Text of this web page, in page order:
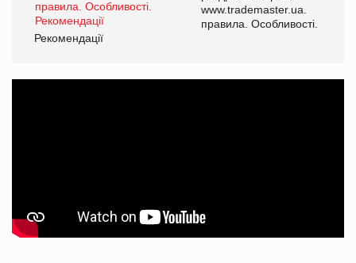
www.trademaster.ua.
правила. Особливості.
Рекомендації